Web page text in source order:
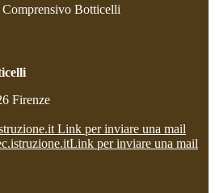
Botticelli
Firenze
Link per inviare una mail
Link per inviare una mail